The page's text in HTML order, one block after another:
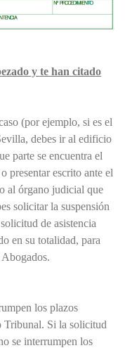
y te han citado
(por ejemplo, si es el
debes ir al edificio
parte se encuentra el
presentar escrito ante el
al órgano judicial que
solicitar la suspensión
de asistencia
en su totalidad, para
los plazos
Tribunal. Si la solicitud
se interrumpen los